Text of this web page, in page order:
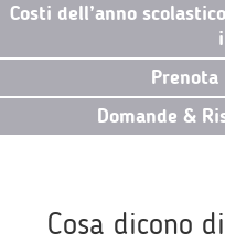
Costi dell’anno
Prenota
Domande &
Cosa dicono